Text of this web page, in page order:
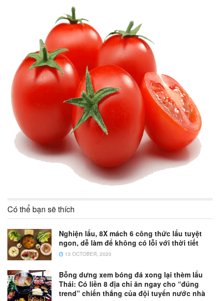
Có thể bạn sẽ thích
Nghiện lẩu, 8X mách 6 công thức lẩu tuyệt
ngon, dễ làm để không có lỗi với thời tiết
13 OCTOBER, 2020
Bỗng dưng xem bóng đá xong lại thèm lẩu
Thái: Có liền 8 địa chỉ ăn ngay cho “đúng
trend” chiến thắng của đội tuyển nước nhà